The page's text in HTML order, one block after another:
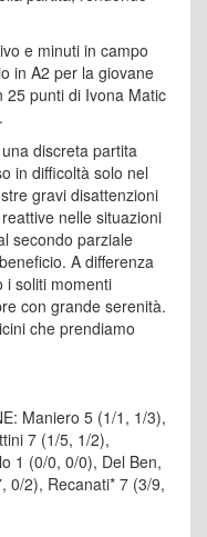
e minuti in campo
in A2 per la giovane
25 punti di Ivona Matic
discreta partita
in difficoltà solo nel
gravi disattenzioni
nelle situazioni
secondo parziale
A differenza
i soliti momenti
con grande serenità.
che prendiamo
Maniero 5 (1/1, 1/3),
7 (1/5, 1/2),
1 (0/0, 0/0), Del Ben,
0/2), Recanati* 7 (3/9,